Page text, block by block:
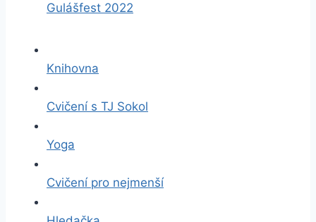
Gulášfest 2022
Knihovna
Cvičení s TJ Sokol
Yoga
Cvičení pro nejmenší